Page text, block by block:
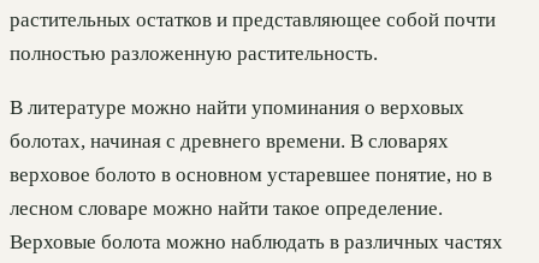
растительных остатков и представляющее собой почти
полностью разложенную растительность.
В литературе можно найти упоминания о верховых
болотах, начиная с древнего времени. В словарях
верховое болото в основном устаревшее понятие, но в
лесном словаре можно найти такое определение.
Верховые болота можно наблюдать в различных частях